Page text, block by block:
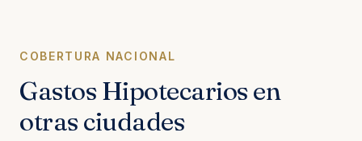
COBERTURA NACIONAL
Gastos Hipotecarios en
otras ciudades